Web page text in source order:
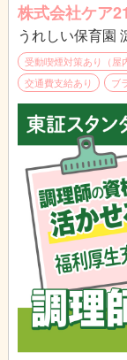
株式会社ケア21
うれしい保育園
受動喫煙対策あり（屋
交通費支給あり
ブ